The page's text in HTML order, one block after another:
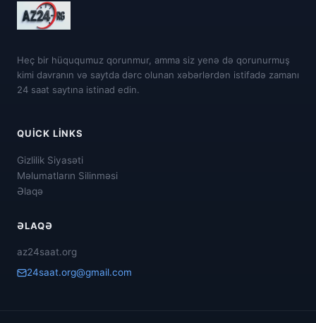
Heç bir hüququmuz qorunmur, amma siz yenə də qorunurmuş
kimi davranın və saytda dərc olunan xəbərlərdən istifadə zamanı
24 saat saytına istinad edin.
QUICK LINKS
Gizlilik Siyasəti
Məlumatların Silinməsi
Əlaqə
ƏLAQƏ
az24saat.org
24saat.org@gmail.com